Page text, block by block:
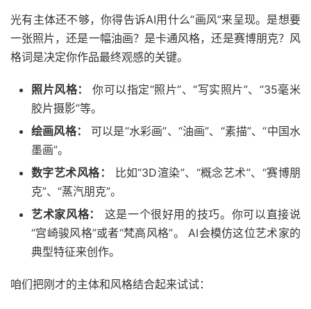
光有主体还不够，你得告诉AI用什么“画风”来呈现。是想要
一张照片，还是一幅油画？是卡通风格，还是赛博朋克？风
格词是决定你作品最终观感的关键。
照片风格：
你可以指定“照片”、“写实照片”、“35毫米
胶片摄影”等。
绘画风格：
可以是“水彩画”、“油画”、“素描”、“中国水
墨画”。
数字艺术风格：
比如“3D渲染”、“概念艺术”、“赛博朋
克”、“蒸汽朋克”。
艺术家风格：
这是一个很好用的技巧。你可以直接说
“宫崎骏风格”或者“梵高风格”。 AI会模仿这位艺术家的
典型特征来创作。
咱们把刚才的主体和风格结合起来试试：